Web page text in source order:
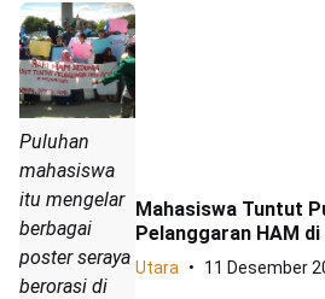
Puluhan
mahasiswa
itu mengelar
berbagai
poster seraya
berorasi di
Mahasiswa Tuntut
Pelanggaran HAM di
Utara 11 Desember